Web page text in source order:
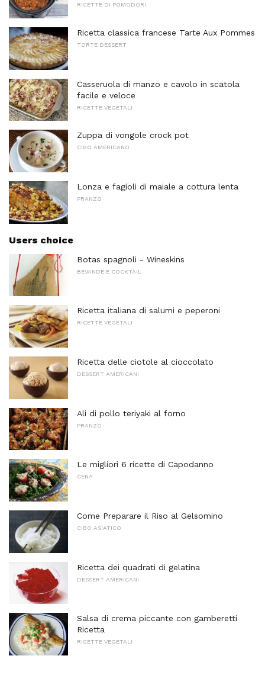
RICETTE DI POMODORI
Ricetta classica francese Tarte Aux Pommes
TORTE DESSERT
Casseruola di manzo e cavolo in scatola
facile e veloce
RICETTE VEGETALI
Zuppa di vongole crock pot
CIBO AMERICANO
Lonza e fagioli di maiale a cottura lenta
PRANZO
Users choice
Botas spagnoli - Wineskins
BEVANDE E COCKTAIL
Ricetta italiana di salumi e peperoni
RICETTE VEGETALI
Ricetta delle ciotole al cioccolato
DESSERT AMERICANI
Ali di pollo teriyaki al forno
PRANZO
Le migliori 6 ricette di Capodanno
CENA
Come Preparare il Riso al Gelsomino
CIBO ASIATICO
Ricetta dei quadrati di gelatina
DESSERT AMERICANI
Salsa di crema piccante con gamberetti
Ricetta
RICETTE VEGETALI